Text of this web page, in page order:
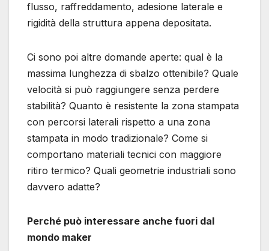
flusso, raffreddamento, adesione laterale e
rigidità della struttura appena depositata.
Ci sono poi altre domande aperte: qual è la
massima lunghezza di sbalzo ottenibile? Quale
velocità si può raggiungere senza perdere
stabilità? Quanto è resistente la zona stampata
con percorsi laterali rispetto a una zona
stampata in modo tradizionale? Come si
comportano materiali tecnici con maggiore
ritiro termico? Quali geometrie industriali sono
davvero adatte?
Perché può interessare anche fuori dal
mondo maker